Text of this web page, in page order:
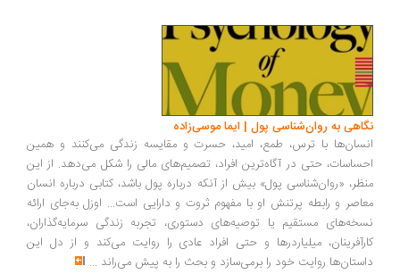
به روان‌شناسی پول | ایما موسی‌زاده
با ترس، طمع، امید، حسرت و مقایسه زندگی می‌کنند و همین
حتی در آگاه‌ترین افراد، تصمیم‌های مالی را شکل می‌دهد. از این
«روان‌شناسی پول» بیش از آنکه درباره پول باشد، کتابی درباره انسان
و رابطه پرتنش او با مفهوم ثروت و دارایی است... اوزل به‌جای ارائه
مستقیم یا توصیه‌های دستوری، تجربه زندگی سرمایه‌گذاران،
میلیاردرها و حتی افراد عادی را روایت می‌کند و از دل این
روایت خود را برمی‌سازد و بحث را به پیش می‌راند ...